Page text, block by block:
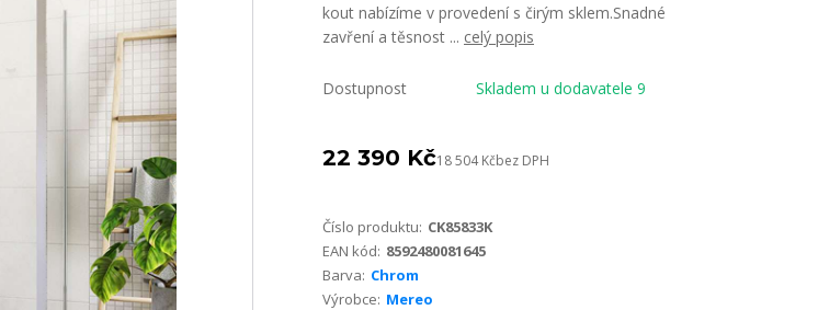
kout nabízíme v provedení s čirým sklem.Snadné
zavření a těsnost ... celý popis
Dostupnost Skladem u dodavatele 9
22 390 Kč18 504 Kčbez DPH
Číslo produktu: CK85833K
EAN kód: 8592480081645
Barva: Chrom
Výrobce: Mereo